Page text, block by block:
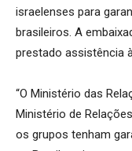
israelenses para
brasileiros. A
prestado assistência
“O Ministério das
Ministério de
os grupos tenham